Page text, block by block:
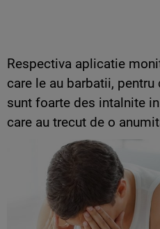
Respectiva aplicatie
care le au barbatii,
sunt foarte des intalnite
care au trecut de o